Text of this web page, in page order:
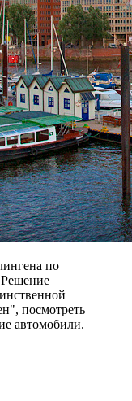
по
посмотреть
автомобили.